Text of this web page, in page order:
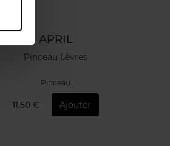
APRIL
Pinceau Lèvres
Pinceau
11,50 € Ajouter